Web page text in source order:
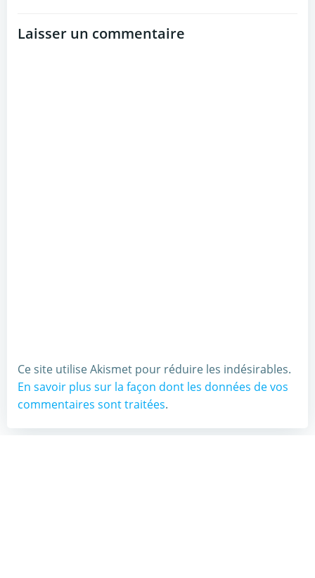
Laisser un commentaire
Ce site utilise Akismet pour réduire les indésirables.
En savoir plus sur la façon dont les données de vos
commentaires sont traitées.